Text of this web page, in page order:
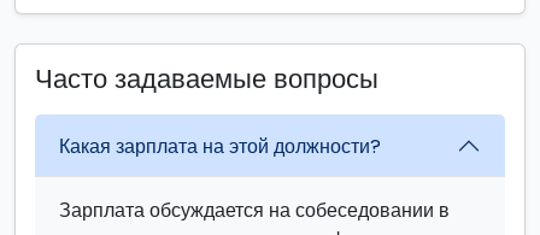
Часто задаваемые вопросы
Какая зарплата на этой должности?
Зарплата обсуждается на собеседовании в